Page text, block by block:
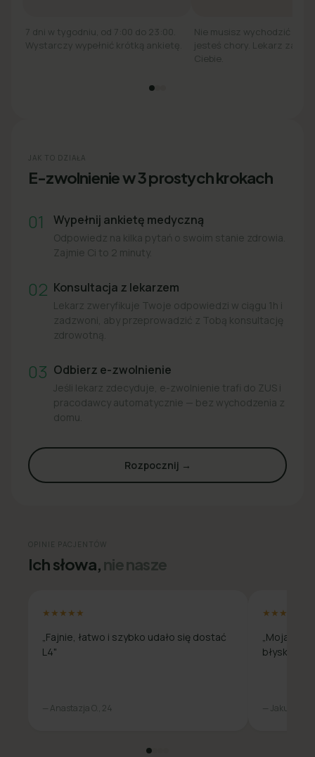
7 dni w tygodniu, od 7:00 do 23:00.
Wystarczy wypełnić krótką ankietę.
Nie musisz wychodzić z
jesteś chory. Lekarz
Ciebie.
JAK TO DZIAŁA
E-zwolnienie w 3 prostych krokach
01 Wypełnij ankietę medyczną
Odpowiedz na kilka pytań o swoim stanie zdrowia.
Zajmie Ci to 2 minuty.
02 Konsultacja z lekarzem
Lekarz zweryfikuje Twoje odpowiedzi w ciągu 1h i
zadzwoni, aby przeprowadzić z Tobą konsultację
zdrowotną.
03 Odbierz e-zwolnienie
Jeśli lekarz zdecyduje, e-zwolnienie trafi do ZUS i
pracodawcy automatycznie — bez wychodzenia z
domu.
Rozpocznij →
OPINIE PACJENTÓW
Ich słowa,nie nasze
★★★★★
„Fajnie, łatwo i szybko udało się dostać
L4"
— Anastazja O., 24
★★★★★
„Moja
— Jakub L., 31